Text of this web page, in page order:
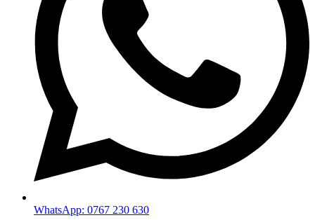
WhatsApp: 0767 230 630